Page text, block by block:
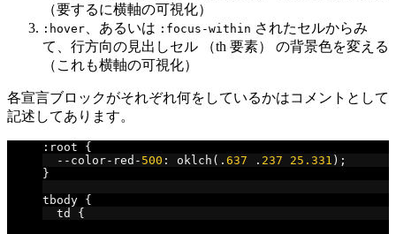
（要するに横軸の可視化）
:hover 、あるいは :focus-within されたセルからみ
て、行方向の見出しセル （th 要素） の背景色を変える
（これも横軸の可視化）
各宣言ブロックがそれぞれ何をしているかはコメントとして
記述してあります。
: root {
-- color- red - 500 : oklch (. 637 . 237 25.331 );
}
tbody {
  td
{